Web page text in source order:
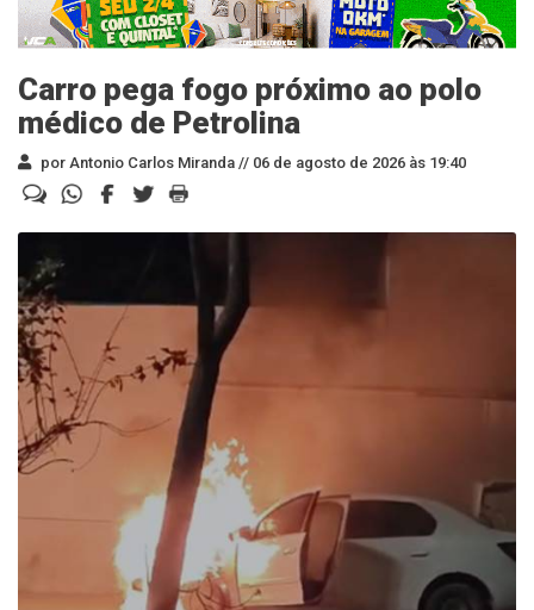
Carro pega fogo próximo ao polo
médico de Petrolina
por Antonio Carlos Miranda // 06 de agosto de 2026 às 19:40